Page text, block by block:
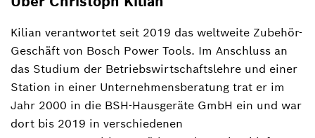
Kilian verantwortet seit 2019 das weltweite Zubehör-
Geschäft von Bosch Power Tools. Im Anschluss an
das Studium der Betriebswirtschaftslehre und einer
Station in einer Unternehmensberatung trat er im
Jahr 2000 in die BSH-Hausgeräte GmbH ein und war
dort bis 2019 in verschiedenen